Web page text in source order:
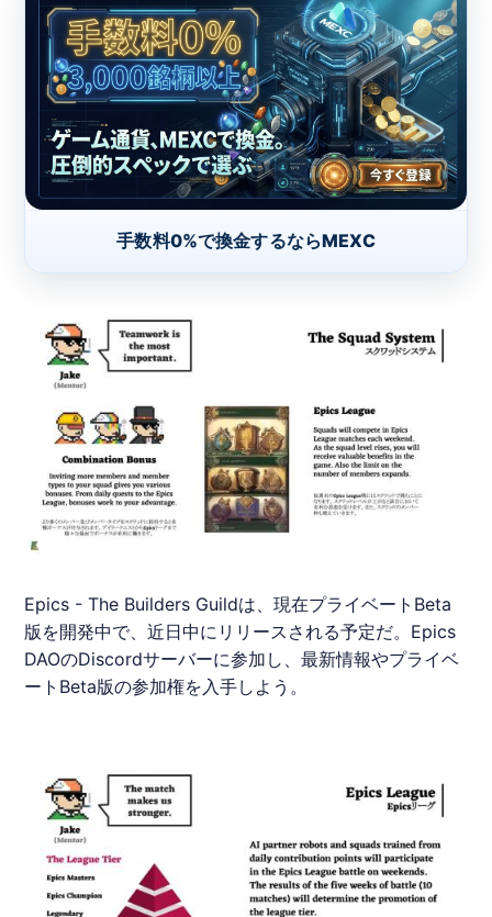
手数料0%で換金するならMEXC
Epics - The Builders Guildは、現在プライベートBeta
版を開発中で、近日中にリリースされる予定だ。 Epics
DAOのDiscordサーバーに参加し、最新情報やプライベ
ートBeta版の参加権を入手しよう。